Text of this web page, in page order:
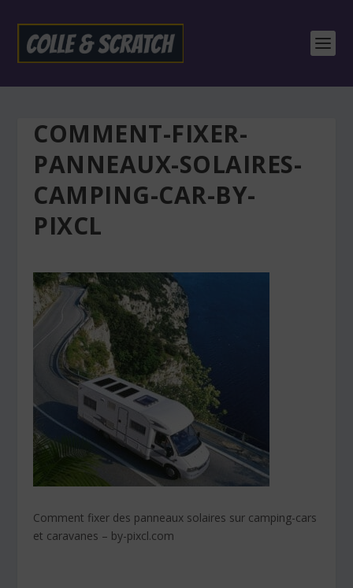
COMMENT-FIXER-
PANNEAUX-SOLAIRES-
CAMPING-CAR-BY-
PIXCL
Comment fixer des panneaux solaires sur camping-cars
et caravanes – by-pixcl.com